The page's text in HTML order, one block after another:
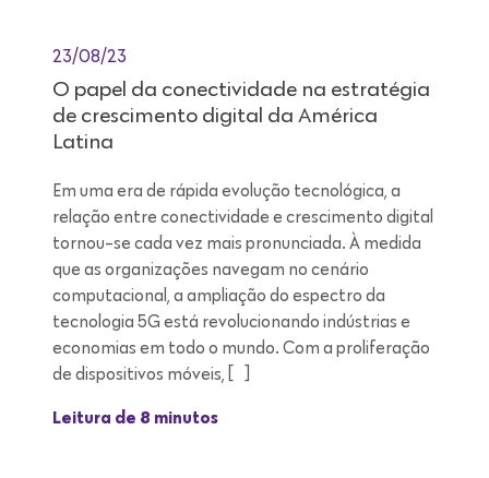
23/08/23
O papel da conectividade na estratégia
de crescimento digital da América
Latina
Em uma era de rápida evolução tecnológica, a
relação entre conectividade e crescimento digital
tornou-se cada vez mais pronunciada. À medida
que as organizações navegam no cenário
computacional, a ampliação do espectro da
tecnologia 5G está revolucionando indústrias e
economias em todo o mundo. Com a proliferação
de dispositivos móveis, […]
Leitura de 8 minutos